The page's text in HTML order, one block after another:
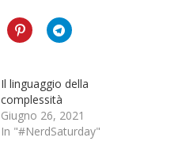
Il linguaggio della
complessità
Giugno 26, 2021
In "#NerdSaturday"